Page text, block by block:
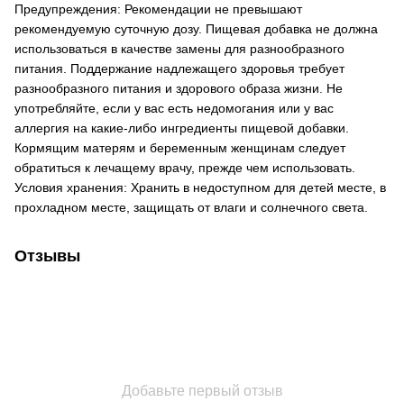
Предупреждения: Рекомендации не превышают
рекомендуемую суточную дозу. Пищевая добавка не должна
использоваться в качестве замены для разнообразного
питания. Поддержание надлежащего здоровья требует
разнообразного питания и здорового образа жизни. Не
употребляйте, если у вас есть недомогания или у вас
аллергия на какие-либо ингредиенты пищевой добавки.
Кормящим матерям и беременным женщинам следует
обратиться к лечащему врачу, прежде чем использовать.
Условия хранения: Хранить в недоступном для детей месте, в
прохладном месте, защищать от влаги и солнечного света.
Отзывы
Добавьте первый отзыв